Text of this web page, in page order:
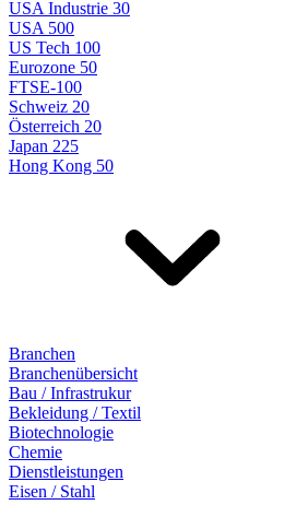
USA Industrie 30
USA 500
US Tech 100
Eurozone 50
FTSE-100
Schweiz 20
Österreich 20
Japan 225
Hong Kong 50
Branchen
Branchenübersicht
Bau / Infrastrukur
Bekleidung / Textil
Biotechnologie
Chemie
Dienstleistungen
Eisen / Stahl